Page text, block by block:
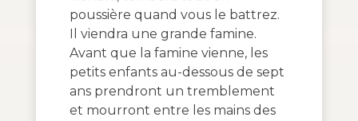
poussière quand vous le battrez.
Il viendra une grande famine.
Avant que la famine vienne, les
petits enfants au-dessous de sept
ans prendront un tremblement
et mourront entre les mains des